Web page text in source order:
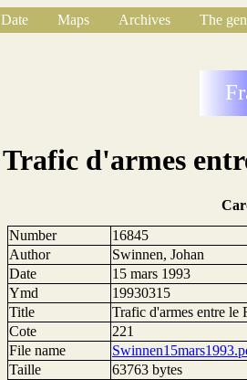
Date Maps Archives
The
Trafic d'armes
Number
16845
Author
Swinnen, Johan
Date
15 mars 1993
Ymd
19930315
Title
Trafic d'armes entre le
Cote
221
File name
Taille
63763 bytes